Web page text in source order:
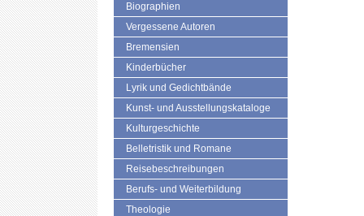
Biographien
Vergessene Autoren
Bremensien
Kinderbücher
Lyrik und Gedichtbände
Kunst- und Ausstellungskataloge
Kulturgeschichte
Belletristik und Romane
Reisebeschreibungen
Berufs- und Weiterbildung
Theologie